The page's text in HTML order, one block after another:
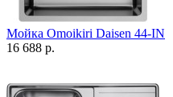
Мойка Omoikiri Daisen 44-IN
16 688 р.